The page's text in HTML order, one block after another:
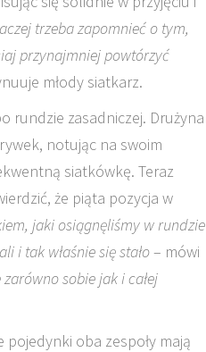
trzeba zapomnieć o tym,
przynajmniej powtórzyć
młody siatkarz.
rundzie zasadniczej. Drużyna
notując na swoim
siatkówkę. Teraz
że piąta pozycja w
jaki osiągnęliśmy w rundzie
i tak właśnie się stało– mówi
sobie jak i całej
oba zespoły mają